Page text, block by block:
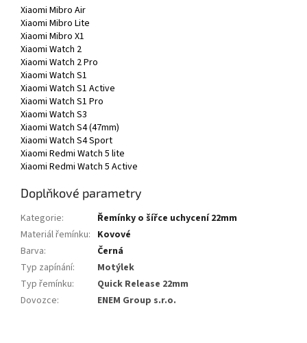
Xiaomi Mibro Air
Xiaomi Mibro Lite
Xiaomi Mibro X1
Xiaomi Watch 2
Xiaomi Watch 2 Pro
Xiaomi Watch S1
Xiaomi Watch S1 Active
Xiaomi Watch S1 Pro
Xiaomi Watch S3
Xiaomi Watch S4 (47mm)
Xiaomi Watch S4 Sport
Xiaomi Redmi Watch 5 lite
Xiaomi Redmi Watch 5 Active
Doplňkové parametry
Kategorie:
Řemínky o šířce uchycení 22mm
Materiál řemínku: Kovové
Barva:
Černá
Typ zapínání:
Motýlek
Typ řemínku:
Quick Release 22mm
Dovozce: ENEM Group s.r.o.